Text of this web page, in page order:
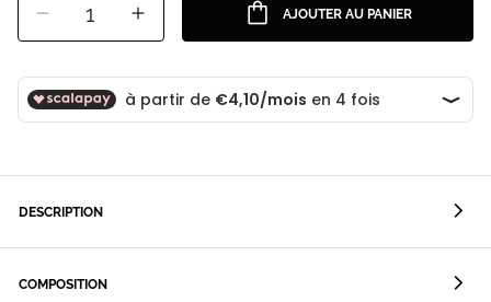
1 AJOUTER AU PANIER
DESCRIPTION
COMPOSITION